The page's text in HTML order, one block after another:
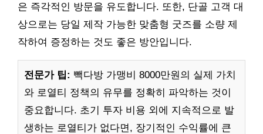
은 즉각적인 방문을 유도합니다. 또한, 단골 고객 대
상으로는 당일 제작 가능한 맞춤형 굿즈를 소량 제
작하여 증정하는 것도 좋은 방안입니다.
전문가 팁: 빽다방 가맹비 8000만원의 실제 가치
와 로열티 정책의 유무를 정확히 파악하는 것이
중요합니다. 초기 투자 비용 외에 지속적으로 발
생하는 로열티가 없다면, 장기적인 수익률에 큰